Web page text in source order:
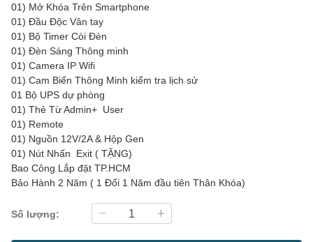
01) Mở Khóa Trên Smartphone
01) Đầu Độc Vân tay
01) Bộ Timer Còi Đèn
01) Đèn Sáng Thông minh
01) Camera IP Wifi
01) Cam Biến Thông Minh kiểm tra lịch sử
01 Bộ UPS dự phòng
01) Thẻ Từ Admin+ User
01) Remote
01) Nguồn 12V/2A & Hộp Gen
01) Nút Nhấn Exit ( TẶNG)
Bao Công Lắp đặt TP.HCM
Bảo Hành 2 Năm ( 1 Đổi 1 Năm đầu tiên Thân Khóa)
Số lượng: